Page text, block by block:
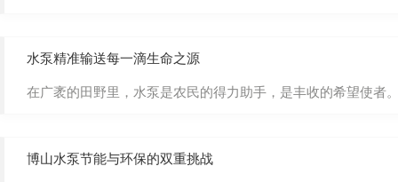
水泵精准输送每一滴生命之源
在广袤的田野里，水泵是农民的得力助手，是丰收的希望使者
博山水泵节能与环保的双重挑战